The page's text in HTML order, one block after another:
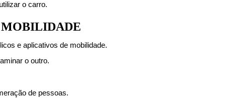
o carro.
MOBILIDADE
e aplicativos de mobilidade.
o outro.
de pessoas.